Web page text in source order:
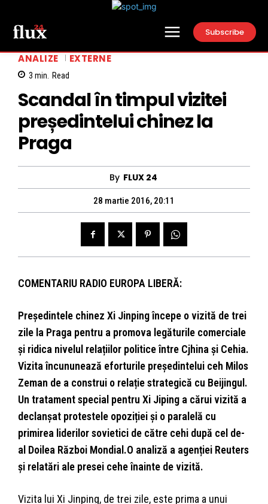
Subscribe
ANALIZE EXTERNE
3 min. Read
Scandal în timpul vizitei
președintelui chinez la
Praga
By FLUX 24
28 martie 2016, 20:11
COMENTARIU RADIO EUROPA LIBERĂ:
Președintele chinez Xi Jinping începe o vizită de trei
zile la Praga pentru a promova legăturile comerciale
și ridica nivelul relațiilor politice între Cjhina și Cehia.
Vizita încununează eforturile președintelui ceh Milos
Zeman de a construi o relație strategică cu Beijingul.
Un tratament special pentru Xi Jiping a cărui vizită a
declanșat protestele opoziției și o paralelă cu
primirea liderilor sovietici de către cehi după cel de-
al Doilea Război Mondial.O analiză a agenției Reuters
și relatări ale presei cehe înainte de vizită.
Vizita lui Xi Jinping, de trei zile, este prima a unui